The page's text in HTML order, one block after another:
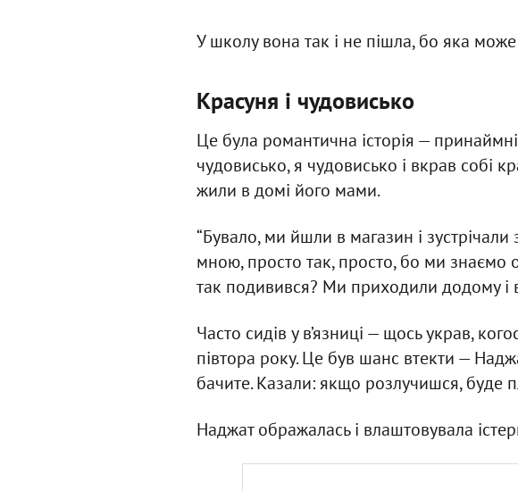
У школу вона так і не пішла, бо яка
Красуня і чудовисько
Це була романтична історія —
чудовисько, я чудовисько і вкрав собі
жили в домі його мами.
“Бувало, ми йшли в магазин і зустрічали
мною, просто так, просто, бо ми знаємо
так подивився? Ми приходили додому і
Часто сидів у в’язниці — щось украв,
півтора року. Це був шанс втекти —
бачите. Казали: якщо розлучишся, буде
Наджат ображалась і влаштовувала